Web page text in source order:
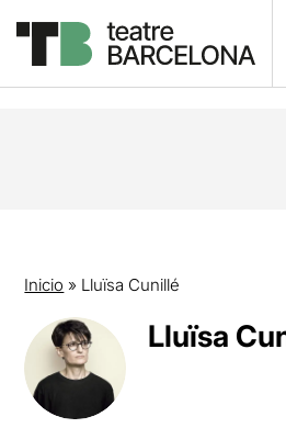
Inicio » Lluïsa Cunillé
Lluïsa